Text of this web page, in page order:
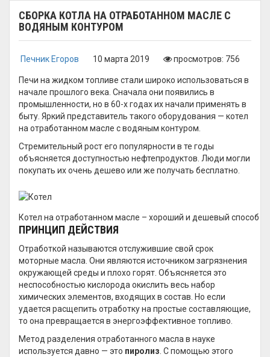
СБОРКА КОТЛА НА ОТРАБОТАННОМ МАСЛЕ С
ВОДЯНЫМ КОНТУРОМ
Печник Егоров 10 марта 2019 просмотров: 756
Печи на жидком топливе стали широко использоваться в
начале прошлого века. Сначала они появились в
промышленности, но в 60-х годах их начали применять в
быту. Яркий представитель такого оборудования — котел
на отработанном масле с водяным контуром.
Стремительный рост его популярности в те годы
объясняется доступностью нефтепродуктов. Люди могли
покупать их очень дешево или же получать бесплатно.
Котел на отработанном масле – хороший и дешевый способ
ПРИНЦИП ДЕЙСТВИЯ
Отработкой называются отслужившие свой срок
моторные масла. Они являются источником загрязнения
окружающей среды и плохо горят. Объясняется это
неспособностью кислорода окислить весь набор
химических элементов, входящих в состав. Но если
удается расщепить отработку на простые составляющие,
то она превращается в энергоэффективное топливо.
Метод разделения отработанного масла в науке
используется давно — это пиролиз. С помощью этого